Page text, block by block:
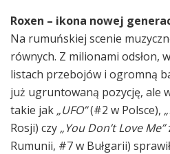
Roxen – ikona nowej
Na rumuńskiej scenie
równych. Z milionami odsłon,
listach przebojów i ogromną
już ugruntowaną pozycję, ale
takie jak „UFO”(#2 w Polsce),
Rosji) czy „You Don’t Love Me”
Rumunii, #7 w Bułgarii)